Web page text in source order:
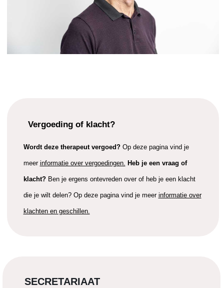
Vergoeding of klacht?
Wordt deze therapeut vergoed?Op deze pagina vind je
meer informatie over vergoedingen. Heb je een vraag of
klacht? Ben je ergens ontevreden over of heb je een klacht
die je wilt delen? Op deze pagina vind je meer informatie over
klachten en geschillen.
SECRETARIAAT